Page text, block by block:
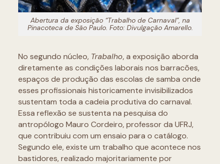
Abertura da exposição “Trabalho de Carnaval”, na
Pinacoteca de São Paulo. Foto: Divulgação Amarello.
No segundo núcleo, Trabalho, a exposição aborda
diretamente as condições laborais nos barracões,
espaços de produção das escolas de samba onde
esses profissionais historicamente invisibilizados
sustentam toda a cadeia produtiva do carnaval.
Essa reflexão se sustenta na pesquisa do
antropólogo Mauro Cordeiro, professor da UFRJ,
que contribuiu com um ensaio para o catálogo.
Segundo ele, existe um trabalho que acontece nos
bastidores, realizado majoritariamente por